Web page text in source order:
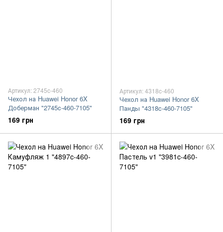
Артикул: 2745c-460
Чехол на Huawei Honor 6X
Доберман "2745c-460-7105"
169 грн
Артикул: 4318c-460
Чехол на Huawei Honor 6X
Панды "4318c-460-7105"
169 грн